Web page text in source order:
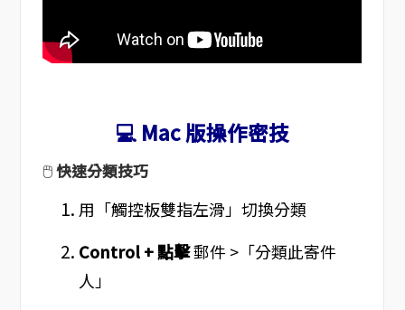
💻 Mac 版操作密技
🖱️快速分類技巧
用「觸控板雙指左滑」切換分類
Control + 點擊郵件 >「分類此寄件
人」